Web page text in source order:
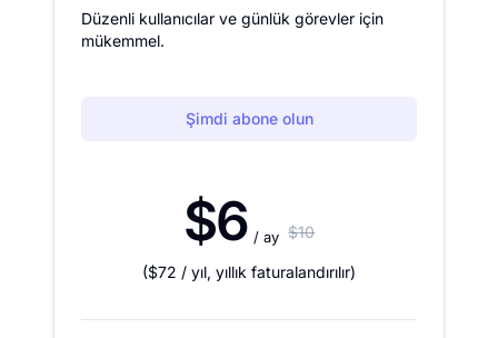
Düzenli kullanıcılar ve günlük görevler için
mükemmel.
Şimdi abone olun
$6 / ay $10
($72 / yıl, yıllık faturalandırılır)